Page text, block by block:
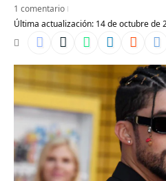
Última actualización: 14 de octubre de
1 comentario